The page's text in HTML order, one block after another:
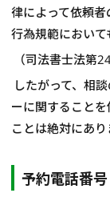
律によって依頼
行為規範において
（司法書士法第
したがって、相
ーに関すること
ことは絶対にあ
予約電話番号